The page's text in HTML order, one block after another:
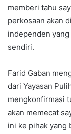
memberi tahu
perkosaan akan
independen
sendiri.
Farid Gaban
dari Yayasan
mengkonfirmasi
akan memecat
ini ke pihak yang